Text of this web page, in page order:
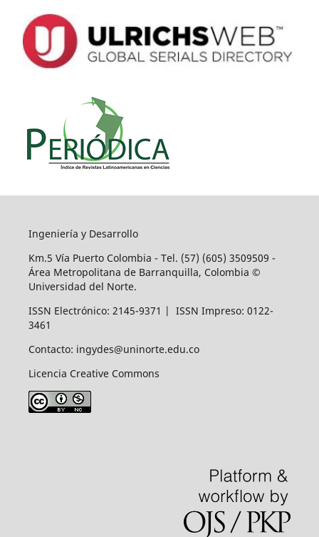
Ingeniería y Desarrollo
Km.5 Vía Puerto Colombia - Tel. (57) (605) 3509509 -
Área Metropolitana de Barranquilla, Colombia ©
Universidad del Norte.
ISSN Electrónico: 2145-9371 | ISSN Impreso: 0122-
3461
Contacto: ingydes@uninorte.edu.co
Licencia Creative Commons